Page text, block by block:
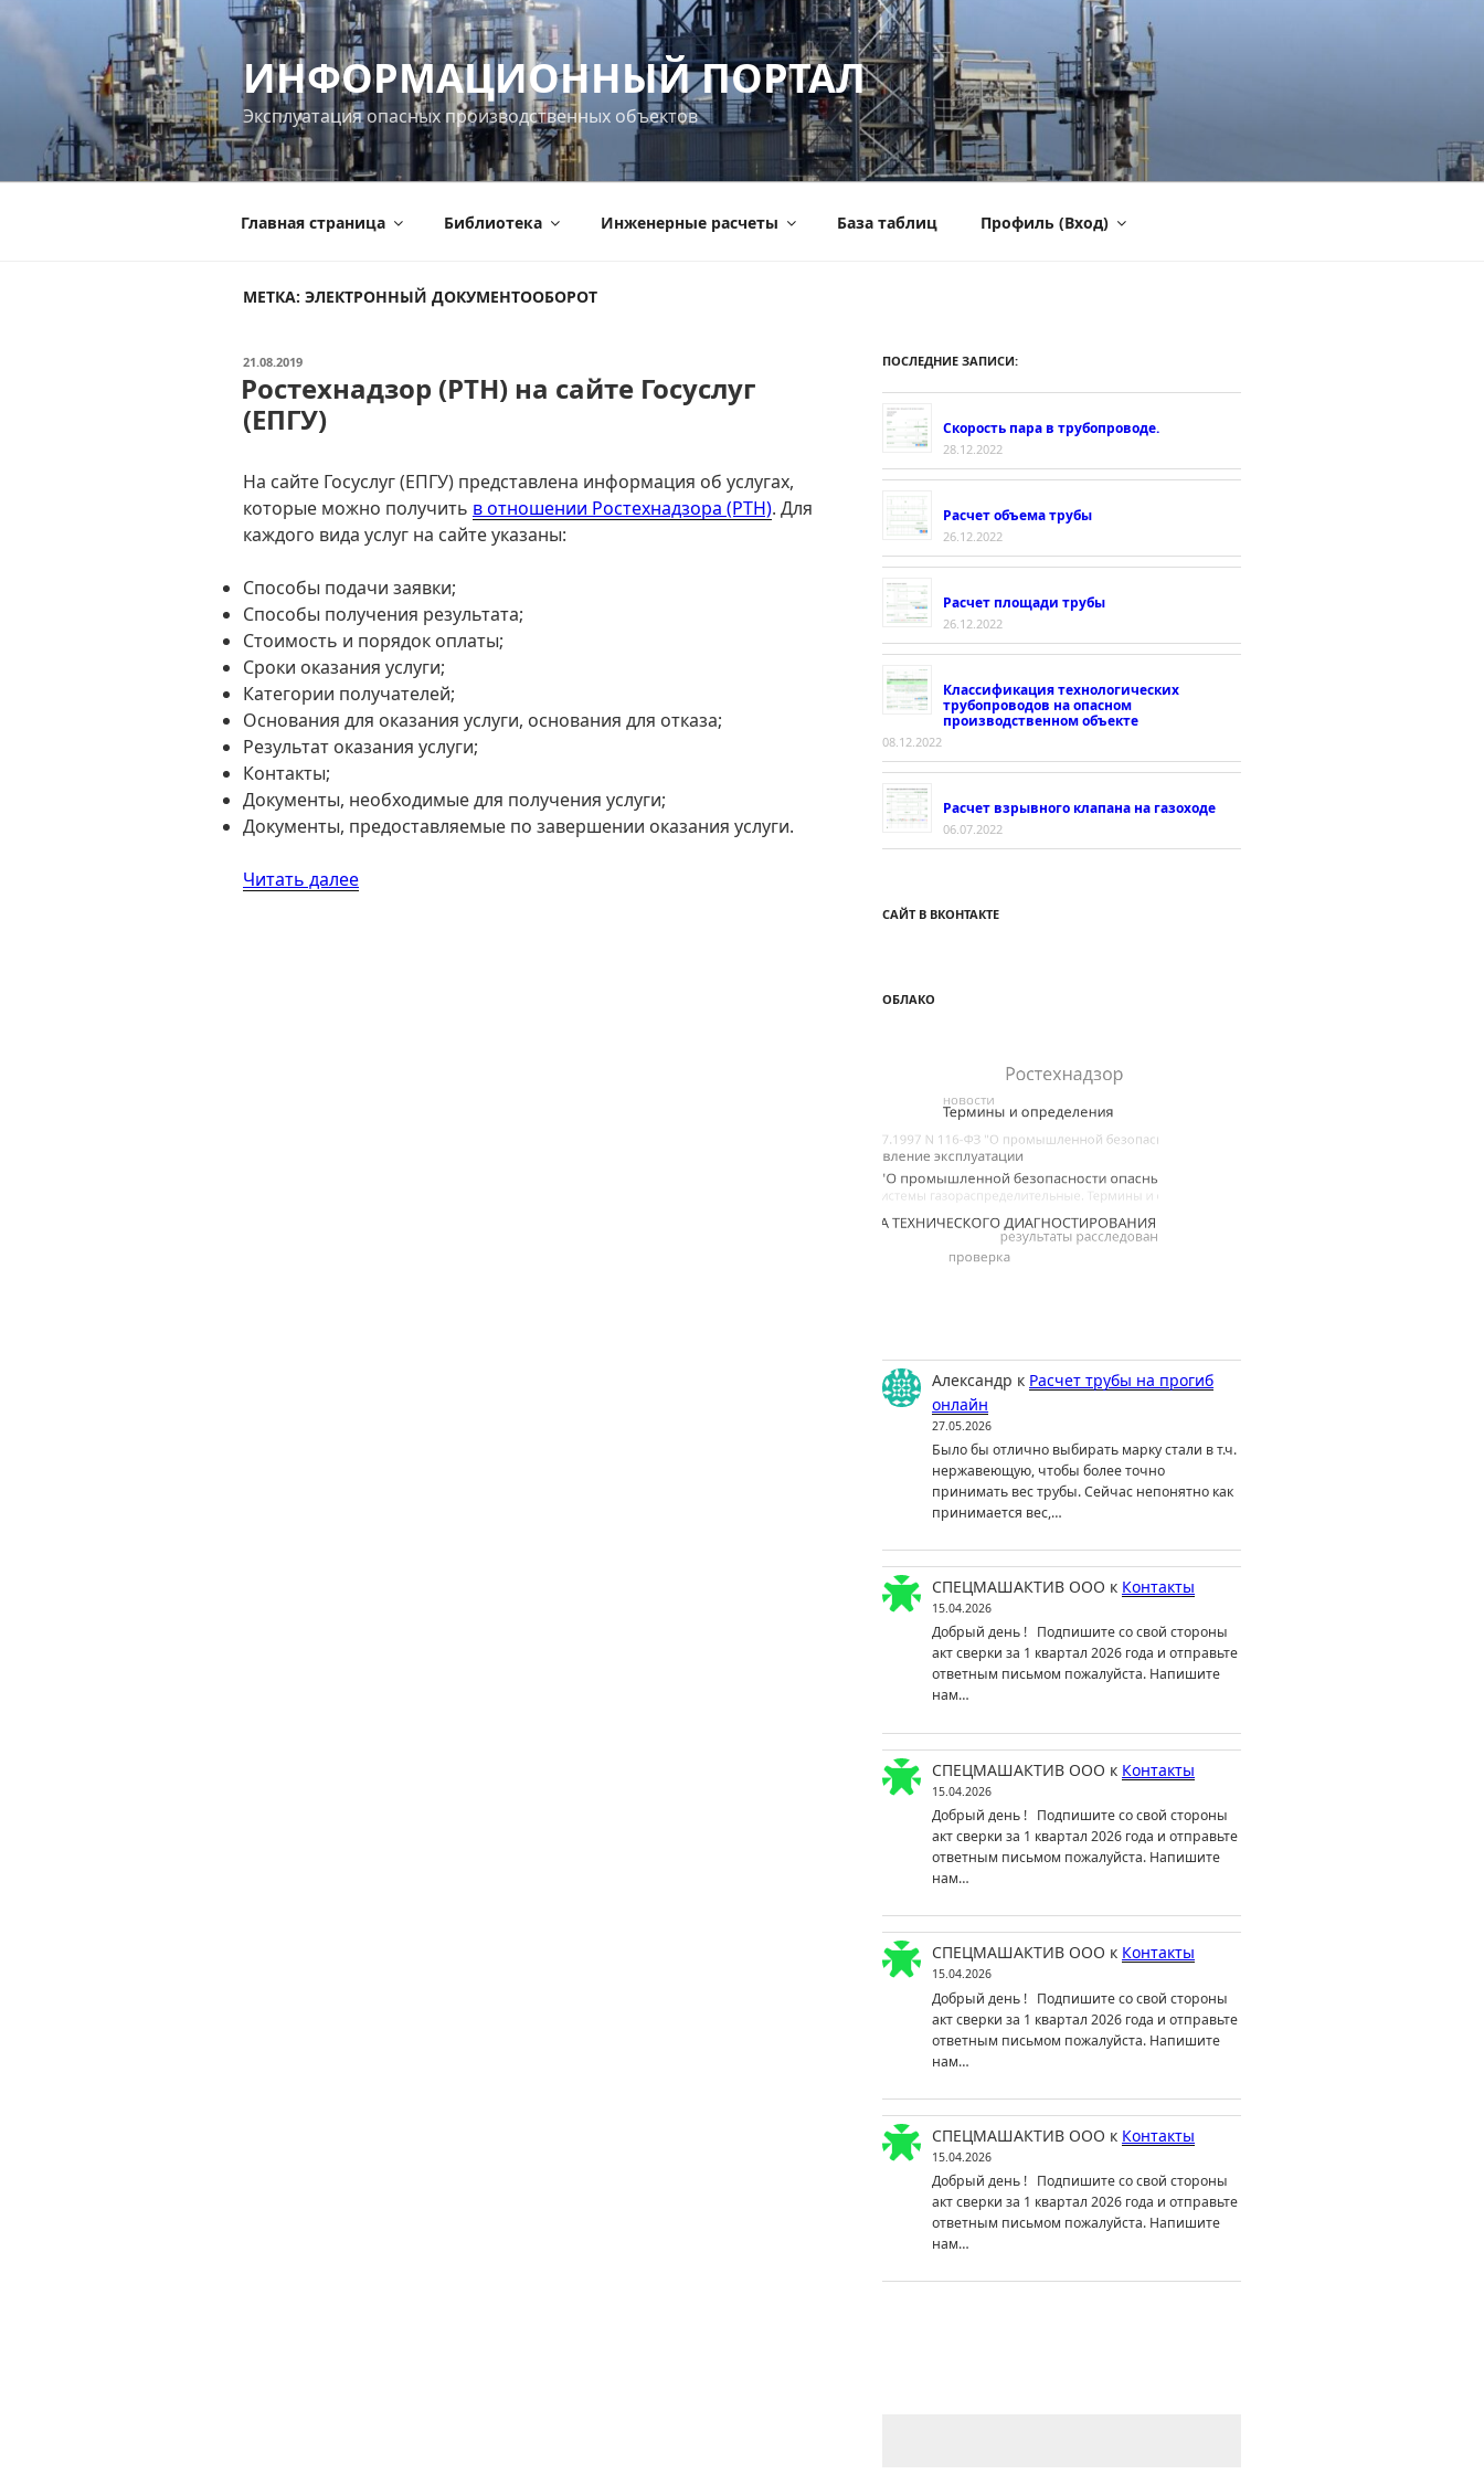
содержимому
ИНФОРМАЦИОННЫЙ ПОРТАЛ
Эксплуатация опасных производственных объектов
Главная страница Библиотека Инженерные расчеты База таблиц Профиль (Вход)
МЕТКА: ЭЛЕКТРОННЫЙ ДОКУМЕНТООБОРОТ
ОПУБЛИКОВАНО
21.08.2019
Ростехнадзор (РТН) на сайте Госуслуг
(ЕПГУ)
На сайте Госуслуг (ЕПГУ) представлена информация об услугах,
которые можно получить в отношении Ростехнадзора (РТН). Для
каждого вида услуг на сайте указаны:
Способы подачи заявки;
Способы получения результата;
Стоимость и порядок оплаты;
Сроки оказания услуги;
Категории получателей;
Основания для оказания услуги, основания для отказа;
Результат оказания услуги;
Контакты;
Документы, необходимые для получения услуги;
Документы, предоставляемые по завершении оказания услуги.
Читать далее«Ростехнадзор
ПОСЛЕДНИЕ ЗАПИСИ:
Скорость пара в трубопроводе.
28.12.2022
Расчет объема трубы
26.12.2022
Расчет площади трубы
26.12.2022
Классификация технологических
трубопроводов на опасном
производственном объекте
08.12.2022
Расчет взрывного клапана на газоходе
06.07.2022
САЙТ В ВКОНТАКТЕ
ОБЛАКО
Александр к Расчет трубы на прогиб
онлайн
27.05.2026
Было бы отлично выбирать марку стали в т.ч.
нержавеющую, чтобы более точно
принимать вес трубы. Сейчас непонятно как
принимается вес,…
СПЕЦМАШАКТИВ ООО к Контакты
15.04.2026
Добрый день ! Подпишите со свой стороны
акт сверки за 1 квартал 2026 года и отправьте
ответным письмом пожалуйста. Напишите
нам…
СПЕЦМАШАКТИВ ООО к Контакты
15.04.2026
Добрый день ! Подпишите со свой стороны
акт сверки за 1 квартал 2026 года и отправьте
ответным письмом пожалуйста. Напишите
нам…
СПЕЦМАШАКТИВ ООО к Контакты
15.04.2026
Добрый день ! Подпишите со свой стороны
акт сверки за 1 квартал 2026 года и отправьте
ответным письмом пожалуйста. Напишите
нам…
СПЕЦМАШАКТИВ ООО к Контакты
15.04.2026
Добрый день ! Подпишите со свой стороны
акт сверки за 1 квартал 2026 года и отправьте
ответным письмом пожалуйста. Напишите
нам…